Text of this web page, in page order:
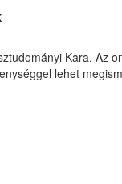
Kara. Az
lehet